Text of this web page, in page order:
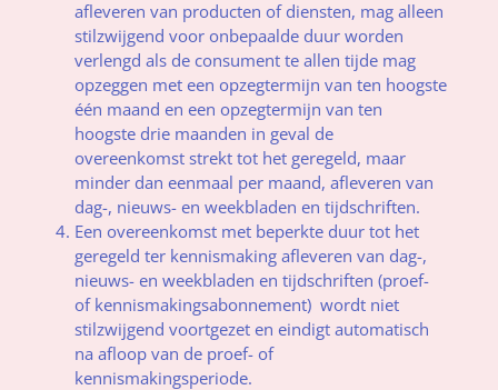
afleveren van producten of diensten, mag alleen
stilzwijgend voor onbepaalde duur worden
verlengd als de consument te allen tijde mag
opzeggen met een opzegtermijn van ten hoogste
één maand en een opzegtermijn van ten
hoogste drie maanden in geval de
overeenkomst strekt tot het geregeld, maar
minder dan eenmaal per maand, afleveren van
dag-, nieuws- en weekbladen en tijdschriften.
Een overeenkomst met beperkte duur tot het
geregeld ter kennismaking afleveren van dag-,
nieuws- en weekbladen en tijdschriften (proef-
of kennismakingsabonnement) wordt niet
stilzwijgend voortgezet en eindigt automatisch
na afloop van de proef- of
kennismakingsperiode.